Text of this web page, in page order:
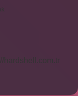
hardshell.com.tr